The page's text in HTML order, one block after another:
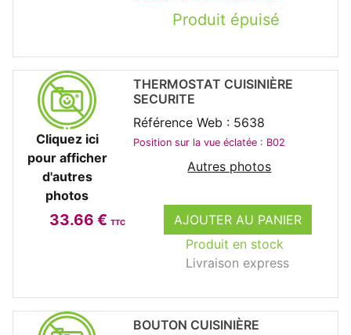
Produit épuisé
Cliquez ici
pour afficher
d'autres
photos
33.66 € TTC
AJOUTER AU PANIER
Produit en stock
Livraison express
THERMOSTAT CUISINIÈRE
SECURITE
Référence Web : 5638
Position sur la vue éclatée : B02
Autres photos
BOUTON CUISINIÈRE